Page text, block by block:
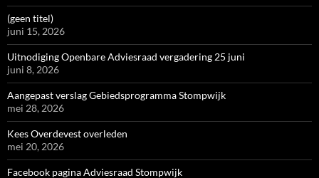
(geen titel)
juni 15, 2026
Uitnodiging Openbare Adviesraad vergadering 25 juni
juni 8, 2026
Aangepast verslag Gebiedsprogramma Stompwijk
mei 28, 2026
Kees Overdevest overleden
mei 20, 2026
Facebook pagina Adviesraad Stompwijk